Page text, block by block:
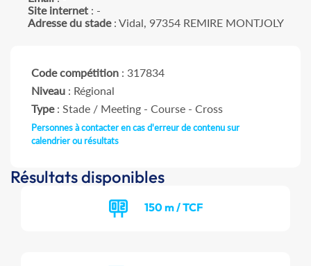
Site internet: -
Adresse du stade: Vidal, 97354 REMIRE MONTJOLY
Code compétition : 317834
Niveau : Régional
Type: Stade / Meeting - Course - Cross
Personnes à contacter en cas d'erreur de contenu sur
calendrier ou résultats
Résultats disponibles
150 m / TCF